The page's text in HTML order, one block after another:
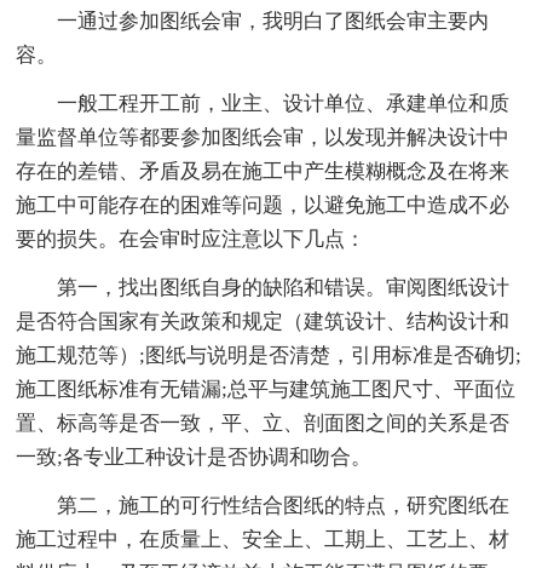
一通过参加图纸会审，我明白了图纸会审主要内
容。
一般工程开工前，业主、设计单位、承建单位和质
量监督单位等都要参加图纸会审，以发现并解决设计中
存在的差错、矛盾及易在施工中产生模糊概念及在将来
施工中可能存在的困难等问题，以避免施工中造成不必
要的损失。在会审时应注意以下几点：
第一，找出图纸自身的缺陷和错误。审阅图纸设计
是否符合国家有关政策和规定（建筑设计、结构设计和
施工规范等）;图纸与说明是否清楚，引用标准是否确切;
施工图纸标准有无错漏;总平与建筑施工图尺寸、平面位
置、标高等是否一致，平、立、剖面图之间的关系是否
一致;各专业工种设计是否协调和吻合。
第二，施工的可行性结合图纸的特点，研究图纸在
施工过程中，在质量上、安全上、工期上、工艺上、材